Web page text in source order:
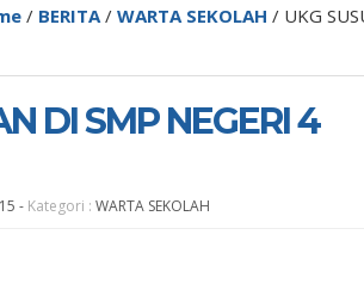
/ BERITA/ WARTA SEKOLAH / UKG
DI SMP NEGERI 4
- Kategori : WARTA SEKOLAH